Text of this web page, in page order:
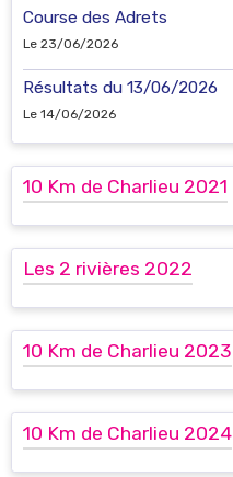
Course des Adrets
Le 23/06/2026
Résultats du 13/06/2026
Le 14/06/2026
10 Km de Charlieu 2021
Les 2 rivières 2022
10 Km de Charlieu 2023
10 Km de Charlieu 2024